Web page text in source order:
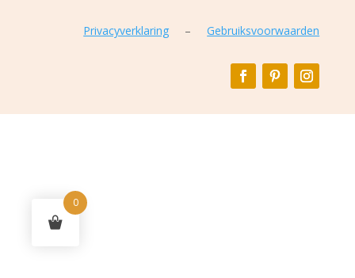
Privacyverklaring –Gebruiksvoorwaarden
0